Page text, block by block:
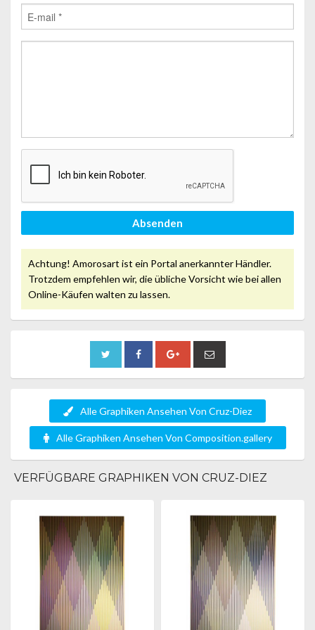
Absenden
Achtung! Amorosart ist ein Portal anerkannter Händler.
Trotzdem empfehlen wir, die übliche Vorsicht wie bei allen
Online-Käufen walten zu lassen.
Alle Graphiken Ansehen Von Cruz-Diez
Alle Graphiken Ansehen Von Composition.gallery
VERFÜGBARE GRAPHIKEN VON CRUZ-DIEZ